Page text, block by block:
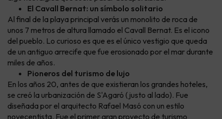
El Cavall Bernat: un símbolo solitario
Al final de la playa principal verás un monolito de roca de
unos 7 metros de altura llamado el Cavall Bernat. Es el icono
del pueblo. Lo curioso es que es el único vestigio que queda
de un antiguo arrecife que fue erosionado por el mar durante
miles de años.
Pioneros del turismo de lujo
En los años 20, antes de que existieran los grandes hoteles,
se creó la urbanización de S'Agaró (justo al lado). Fue
diseñada por el arquitecto Rafael Masó con un estilo
novecentista. Fue el primer gran proyecto de turismo